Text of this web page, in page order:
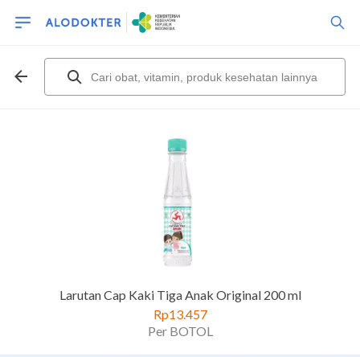
Larutan Cap Kaki Tiga Anak Original 200 ml
Rp13.457
Per BOTOL